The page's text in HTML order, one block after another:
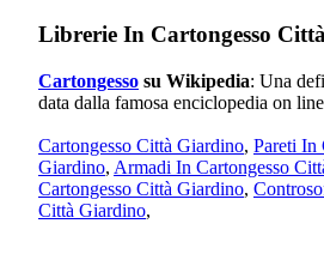
Librerie In Cartongesso
Cartongesso su Wikipedia: Una
data dalla famosa enciclopedia on
Cartongesso Città Giardino, Pareti In
Giardino, Armadi In Cartongesso
Cartongesso Città Giardino,
Città Giardino,